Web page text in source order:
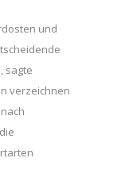
und
sagte
verzeichnen